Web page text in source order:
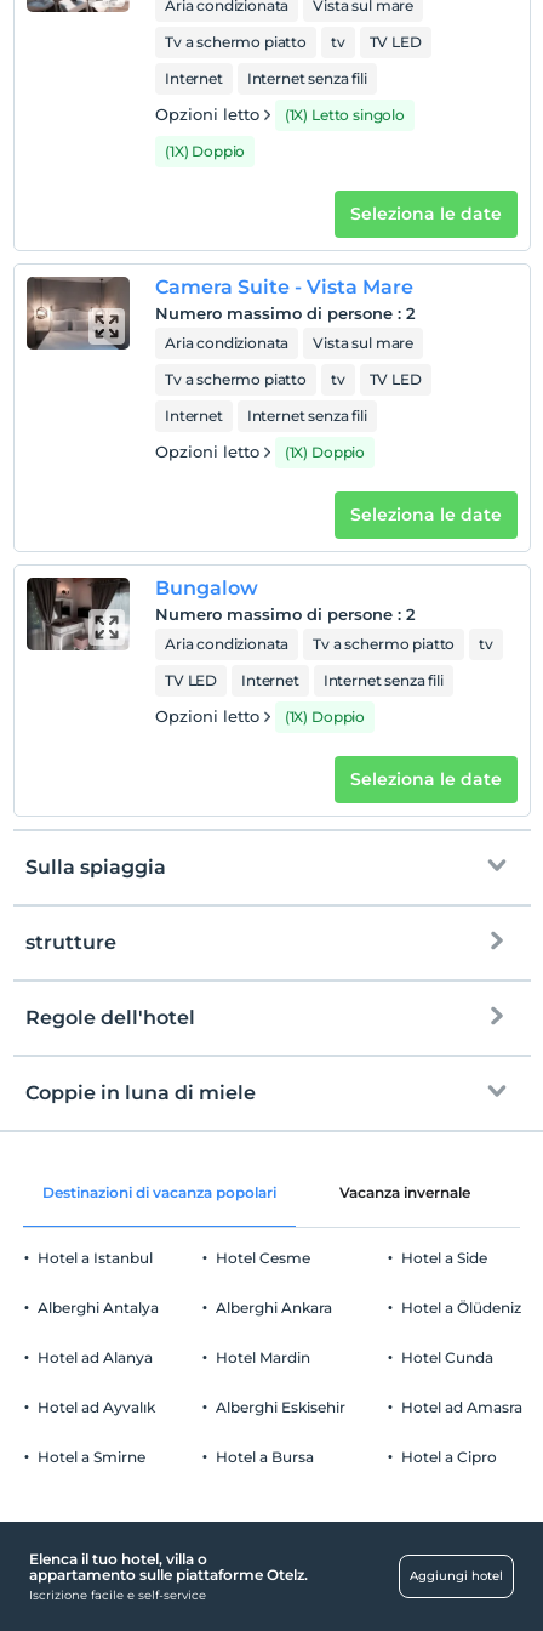
Regole dell'hotel
En erken saat 14:00 ve sonrası
fumare
camere non fumatori
figli
I bambini di età inferiore a 2 non vengono addebitati
Aria condizionata
Vista sul mare
Tv a schermo piatto
tv
TV LED
Internet
Internet senza fili
Opzioni letto
(1X) Letto singolo
(1X) Doppio
Seleziona le date
Camera Suite - Vista Mare
Numero massimo di persone : 2
Aria condizionata
Vista sul mare
Tv a schermo piatto
tv
TV LED
Internet
Internet senza fili
Opzioni letto (1X) Doppio
Seleziona le date
Bungalow
Numero massimo di persone : 2
Aria condizionata Tv a schermo piatto
tv
TV LED
Internet Internet senza fili
Opzioni letto (1X) Doppio
Seleziona le date
Sulla spiaggia
spiaggia ghiaiosa
Bar sulla spiaggia
piattaforma
Lettino e Ombrellone
strutture
Gratuito Wi-Fi
Parcheggio (in loco)
terrazza solarium
Disabilitato
L'ingresso principale è a piede piatto
Regole dell'hotel
registrare
En erken saat 14:00 ve sonrası
Guardare
animale domestico
figli
La struttura non ha una politica gratuita per i bambini
Coppie in luna di miele
Vino in camera
decorazione della stanza
Destinazioni di vacanza popolari Vacanza invernale
Hotel a Istanbul
Alberghi Antalya
Hotel ad Alanya
Hotel ad Ayvalık
Hotel a Smirne
Hotel Cesme
Alberghi Ankara
Hotel Mardin
Alberghi Eskisehir
Hotel a Bursa
Hotel a Side
Hotel a Ölüdeniz
Hotel Cunda
Hotel ad Amasra
Hotel a Cipro
Elenca il tuo hotel, villa o
appartamento sulle piattaforme Otelz.
Iscrizione facile e self-service
Aggiungi hotel